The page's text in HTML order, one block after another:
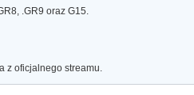
.GR9 oraz G15.
z oficjalnego streamu.